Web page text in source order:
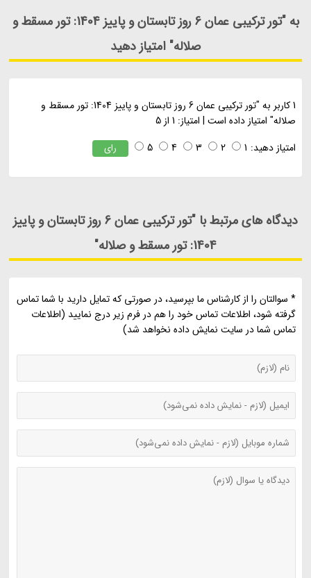
به "تور ترکیبی عمان 6 روز تابستان و پاییز 1404: تور مسقط و
صلاله" امتیاز دهید
1کاربر به "
تور ترکیبی عمان 6 روز تابستان و پاییز 1404: تور مسقط و
صلاله" امتیاز داده است| امتیاز: 1از5
امتیاز دهید: 1
2
3
4
5 رای
دیدگاه های مرتبط با "تور ترکیبی عمان 6 روز تابستان و پاییز
1404: تور مسقط و صلاله"
* سوالتان را از کارشناس ما بپرسید، در صورتی که تمایل دارید با شما تماس
گرفته شود، اطلاعات تماس خود را هم در فرم زیر درج نمایید (اطلاعات
تماس شما در سایت نمایش داده نخواهد شد)